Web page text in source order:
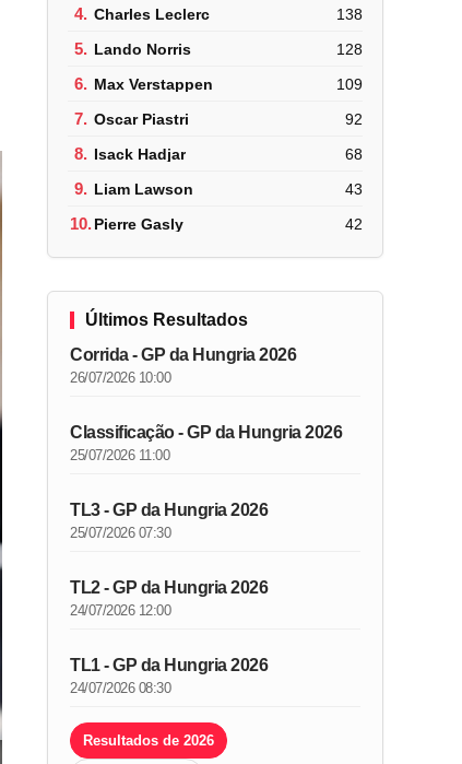
4. Charles Leclerc 138
5. Lando Norris 128
6. Max Verstappen 109
7. Oscar Piastri 92
8. Isack Hadjar 68
9. Liam Lawson 43
10.Pierre Gasly 42
Últimos Resultados
Corrida - GP da Hungria 2026
26/07/2026 10:00
Classificação - GP da Hungria 2026
25/07/2026 11:00
TL3 - GP da Hungria 2026
25/07/2026 07:30
TL2 - GP da Hungria 2026
24/07/2026 12:00
TL1 - GP da Hungria 2026
24/07/2026 08:30
Resultados de 2026